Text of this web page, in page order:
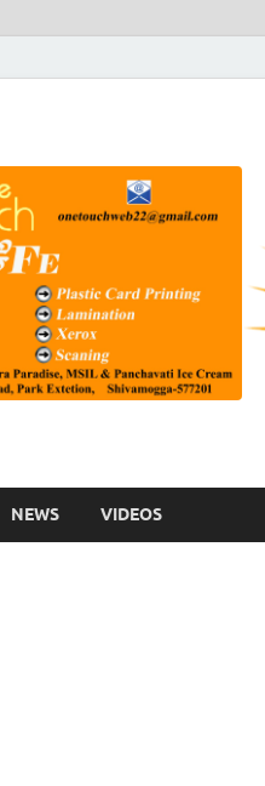
NEWS VIDEOS